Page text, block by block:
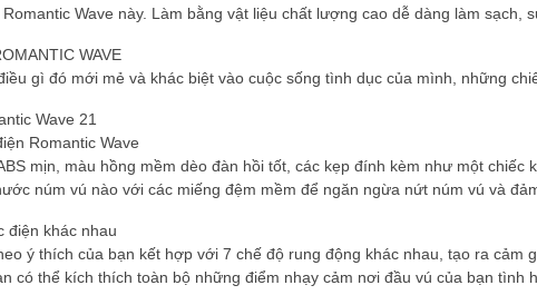
Wave này. Làm bằng vật liệu chất lượng cao dễ dàng làm sạch,
WAVE
gì đó mới mẻ và khác biệt vào cuộc sống tình dục của mình, những
Wave 21
Romantic Wave
mịn, màu hồng mềm dèo đàn hồi tốt, các kẹp đính kèm như một
núm vú nào với các miếng đệm mềm để ngăn ngừa nứt núm vú và
điện khác nhau
ý thích của bạn kết hợp với 7 chế độ rung động khác nhau, tạo ra
có thể kích thích toàn bộ những điểm nhạy cảm nơi đầu vú của bạn tình